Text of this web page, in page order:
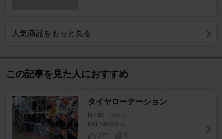
人気商品をもっと見る
この記事を見た人におすすめ
タイヤローテーション
N-ONE [JG1/2]
BALSA50さん
277
0